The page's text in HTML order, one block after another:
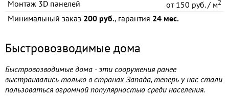
Монтаж 3D панелей от150 руб. / м2
Минимальный заказ 200 руб., гарантия 24 мес.
Быстровозводимые дома
Быстровозводимые дома - эти сооружения ранее
выстраивались только в странах Запада, теперь у нас стали
пользоваться огромной популярностью среди населения.